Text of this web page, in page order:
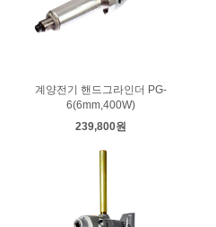
계양전기 핸드그라인더 PG-
6(6mm,400W)
239,800원